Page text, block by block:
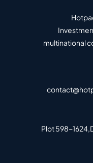
multinational
Plot 598-